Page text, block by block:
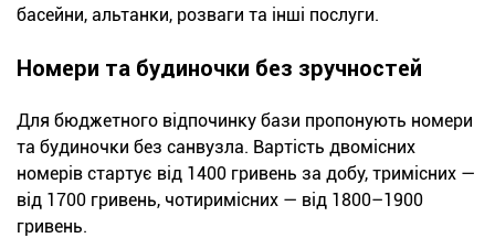
басейни, альтанки, розваги та інші послуги.
Номери та будиночки без зручностей
Для бюджетного відпочинку бази пропонують номери
та будиночки без санвузла. Вартість двомісних
номерів стартує від 1400 гривень за добу, тримісних —
від 1700 гривень, чотиримісних — від 1800–1900
гривень.